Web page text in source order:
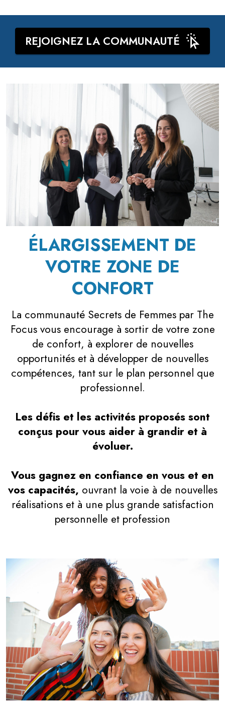
REJOIGNEZ LA COMMUNAUTÉ
ÉLARGISSEMENT DE
VOTRE ZONE DE
CONFORT
La communauté Secrets de Femmes par The
Focus vous encourage à sortir de votre zone
de confort, à explorer de nouvelles
opportunités et à développer de nouvelles
compétences, tant sur le plan personnel que
professionnel.
Les défis et les activités proposés sont
conçus pour vous aider à grandir et à
évoluer.
Vous gagnez en confiance en vous et en
vos capacités, ouvrant la voie à de nouvelles
réalisations et à une plus grande satisfaction
personnelle et profession